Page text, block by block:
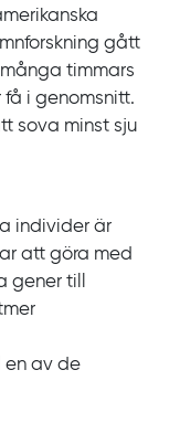
gått
timmars
i genomsnitt.
sova minst sju
individer är
att göra med
gener till
en av de